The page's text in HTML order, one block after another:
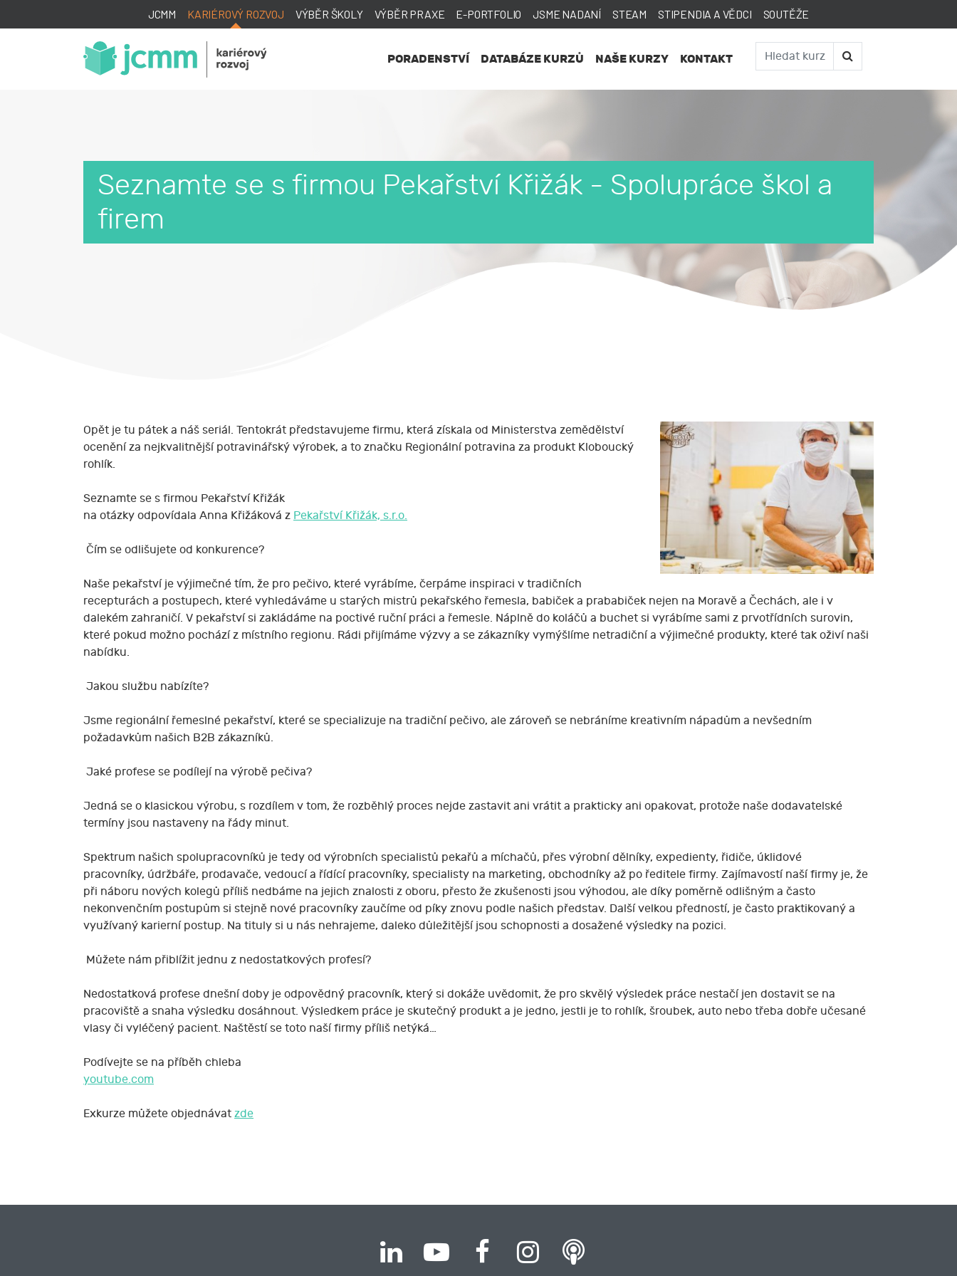
JCMM KARIÉROVÝ ROZVOJ VÝBĚR ŠKOLY VÝBĚR PRAXE E-PORTFOLIO JSME NADANÍ STEAM STIPENDIA A VĚDCI SOUTĚŽE
PORADENSTVÍ DATABÁZE KURZŮ NAŠE KURZY KONTAKT
Seznamte se s firmou Pekařství Křižák - Spolupráce škol a
firem
Opět je tu pátek a náš seriál. Tentokrát představujeme firmu, která získala od Ministerstva zemědělství
ocenění za nejkvalitnější potravinářský výrobek, a to značku Regionální potravina za produkt Kloboucký
rohlík.
Seznamte se s firmou Pekařství Křižák
na otázky odpovídala Anna Křižáková z Pekařství Křižák, s.r.o.
Čím se odlišujete od konkurence?
Naše pekařství je výjimečné tím, že pro pečivo, které vyrábíme, čerpáme inspiraci v tradičních
recepturách a postupech, které vyhledáváme u starých mistrů pekařského řemesla, babiček a prababiček nejen na Moravě a Čechách, ale i v
dalekém zahraničí. V pekařství si zakládáme na poctivé ruční práci a řemesle. Náplně do koláčů a buchet si vyrábíme sami z prvotřídních surovin,
které pokud možno pochází z místního regionu. Rádi přijímáme výzvy a se zákazníky vymýšlíme netradiční a výjimečné produkty, které tak oživí naši
nabídku.
Jakou službu nabízíte?
Jsme regionální řemeslné pekařství, které se specializuje na tradiční pečivo, ale zároveň se nebráníme kreativním nápadům a nevšedním
požadavkům našich B2B zákazníků.
Jaké profese se podílejí na výrobě pečiva?
Jedná se o klasickou výrobu, s rozdílem v tom, že rozběhlý proces nejde zastavit ani vrátit a prakticky ani opakovat, protože naše dodavatelské
termíny jsou nastaveny na řády minut.
Spektrum našich spolupracovníků je tedy od výrobních specialistů pekařů a míchačů, přes výrobní dělníky, expedienty, řidiče, úklidové
pracovníky, údržbáře, prodavače, vedoucí a řídící pracovníky, specialisty na marketing, obchodníky až po ředitele firmy. Zajímavostí naší firmy je, že
při náboru nových kolegů příliš nedbáme na jejich znalosti z oboru, přesto že zkušenosti jsou výhodou, ale díky poměrně odlišným a často
nekonvenčním postupům si stejně nové pracovníky zaučíme od píky znovu podle našich představ. Další velkou předností, je často praktikovaný a
využívaný karierní postup. Na tituly si u nás nehrajeme, daleko důležitější jsou schopnosti a dosažené výsledky na pozici.
Můžete nám přiblížit jednu z nedostatkových profesí?
Nedostatková profese dnešní doby je odpovědný pracovník, který si dokáže uvědomit, že pro skvělý výsledek práce nestačí jen dostavit se na
pracoviště a snaha výsledku dosáhnout. Výsledkem práce je skutečný produkt a je jedno, jestli je to rohlík, šroubek, auto nebo třeba dobře učesané
vlasy či vyléčený pacient. Naštěstí se toto naší firmy příliš netýká…
Podívejte se na příběh chleba
youtube.com
Exkurze můžete objednávat zde